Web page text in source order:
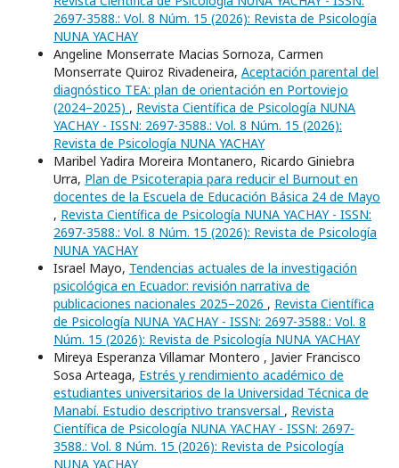
2697-3588.: Vol. 8 Núm. 15 (2026): Revista de Psicología
NUNA YACHAY
Angeline Monserrate Macias Sornoza, Carmen
Monserrate Quiroz Rivadeneira, Aceptación parental del
diagnóstico TEA: plan de orientación en Portoviejo
(2024–2025) , Revista Científica de Psicología NUNA
YACHAY - ISSN: 2697-3588.: Vol. 8 Núm. 15 (2026):
Revista de Psicología NUNA YACHAY
Maribel Yadira Moreira Montanero, Ricardo Giniebra
Urra, Plan de Psicoterapia para reducir el Burnout en
docentes de la Escuela de Educación Básica 24 de Mayo
, Revista Científica de Psicología NUNA YACHAY - ISSN:
2697-3588.: Vol. 8 Núm. 15 (2026): Revista de Psicología
NUNA YACHAY
Israel Mayo, Tendencias actuales de la investigación
psicológica en Ecuador: revisión narrativa de
publicaciones nacionales 2025–2026 , Revista Científica
de Psicología NUNA YACHAY - ISSN: 2697-3588.: Vol. 8
Núm. 15 (2026): Revista de Psicología NUNA YACHAY
Mireya Esperanza Villamar Montero , Javier Francisco
Sosa Arteaga, Estrés y rendimiento académico de
estudiantes universitarios de la Universidad Técnica de
Manabí. Estudio descriptivo transversal , Revista
Científica de Psicología NUNA YACHAY - ISSN: 2697-
3588.: Vol. 8 Núm. 15 (2026): Revista de Psicología
NUNA YACHAY